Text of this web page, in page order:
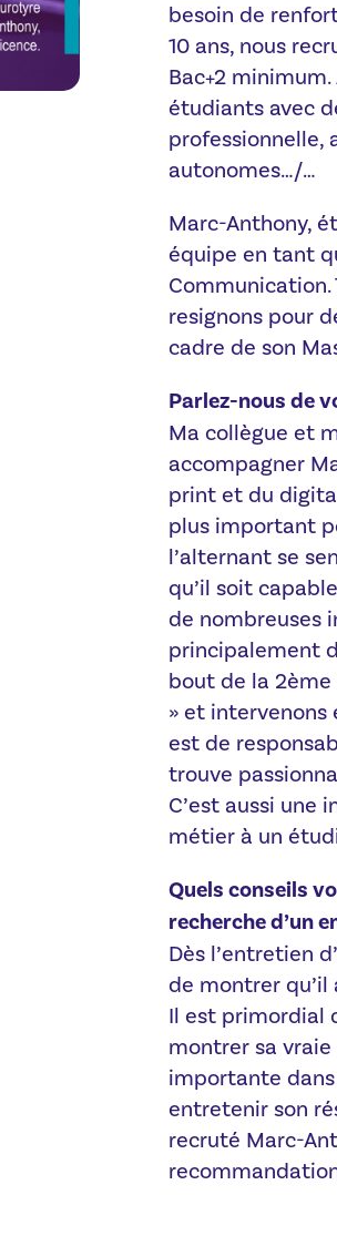
besoin de
10 ans, nous
Bac+2
étudiants avec
professionnelle,
autonomes…/…
Marc-Anthony,
équipe en tant
Communication.
resignons pour
cadre de son
Parlez-nous de
Ma collègue et
accompagner
print et du
plus important
l’alternant se
qu’il soit
de nombreuses
principalement
bout de la 2ème
» et
est de
trouve
C’est aussi une
métier à un
Quels conseils
recherche d’un
Dès l’entretien
de montrer qu’il
Il est primordial
montrer sa
importante dans
entretenir son
recruté Marc-